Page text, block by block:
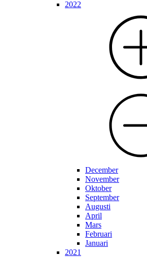
2022
December
November
Oktober
September
Augusti
April
Mars
Februari
Januari
2021